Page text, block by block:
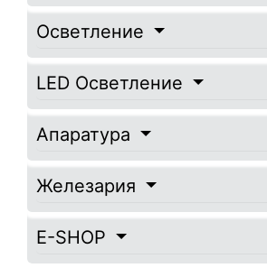
Осветление
LED Осветление
Апаратура
Железария
E-SHOP